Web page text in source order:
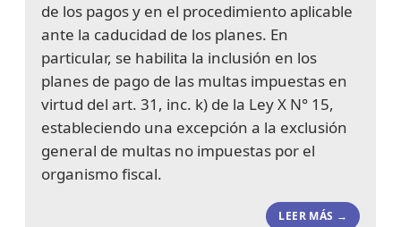
de los pagos y en el procedimiento aplicable
ante la caducidad de los planes. En
particular, se habilita la inclusión en los
planes de pago de las multas impuestas en
virtud del art. 31, inc. k) de la Ley X N° 15,
estableciendo una excepción a la exclusión
general de multas no impuestas por el
organismo fiscal.
LEER MÁS →